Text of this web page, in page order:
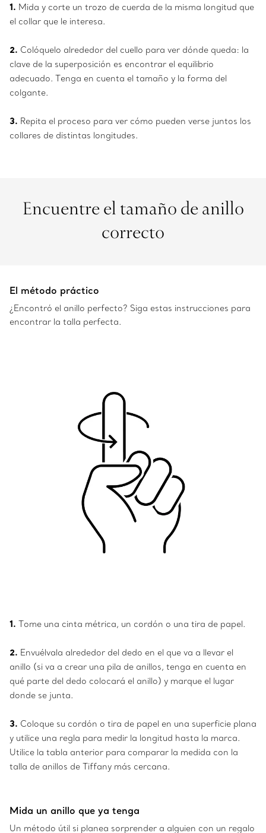
1. Mida y corte un trozo de cuerda de la misma longitud que
el collar que le interesa.
2. Colóquelo alrededor del cuello para ver dónde queda: la
clave de la superposición es encontrar el equilibrio
adecuado. Tenga en cuenta el tamaño y la forma del
colgante.
3. Repita el proceso para ver cómo pueden verse juntos los
collares de distintas longitudes.
Encuentre el tamaño de anillo
correcto
El método práctico
¿Encontró el anillo perfecto? Siga estas instrucciones para
encontrar la talla perfecta.
1. Tome una cinta métrica, un cordón o una tira de papel.
2. Envuélvala alrededor del dedo en el que va a llevar el
anillo (si va a crear una pila de anillos, tenga en cuenta en
qué parte del dedo colocará el anillo) y marque el lugar
donde se junta.
3. Coloque su cordón o tira de papel en una superficie plana
y utilice una regla para medir la longitud hasta la marca.
Utilice la tabla anterior para comparar la medida con la
talla de anillos de Tiffany más cercana.
Mida un anillo que ya tenga
Un método útil si planea sorprender a alguien con un regalo